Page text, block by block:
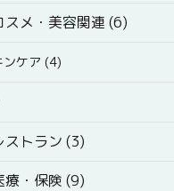
スメ・美容関連 (6)
ンケア (4)
ストラン (3)
療・保険 (9)